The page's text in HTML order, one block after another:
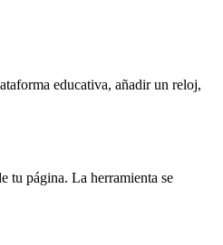
educativa, añadir un reloj,
tu página. La herramienta se